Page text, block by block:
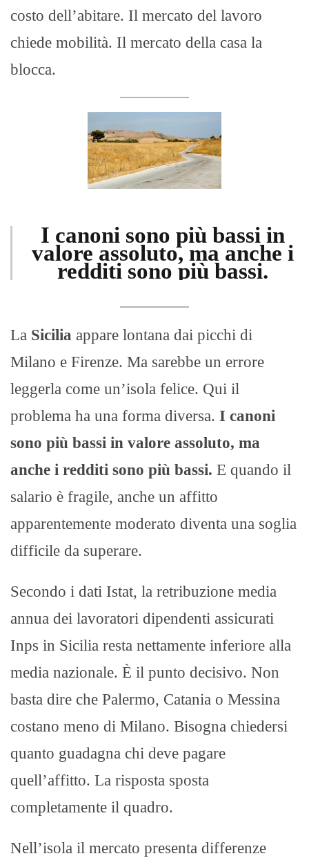
costo dell’abitare. Il mercato del lavoro
chiede mobilità. Il mercato della casa la
blocca.
I canoni sono più bassi in
valore assoluto, ma anche i
redditi sono più bassi.
La Sicilia appare lontana dai picchi di
Milano e Firenze. Ma sarebbe un errore
leggerla come un’isola felice. Qui il
problema ha una forma diversa. I canoni
sono più bassi in valore assoluto, ma
anche i redditi sono più bassi. E quando il
salario è fragile, anche un affitto
apparentemente moderato diventa una soglia
difficile da superare.
Secondo i dati Istat, la retribuzione media
annua dei lavoratori dipendenti assicurati
Inps in Sicilia resta nettamente inferiore alla
media nazionale. È il punto decisivo. Non
basta dire che Palermo, Catania o Messina
costano meno di Milano. Bisogna chiedersi
quanto guadagna chi deve pagare
quell’affitto. La risposta sposta
completamente il quadro.
Nell’isola il mercato presenta differenze